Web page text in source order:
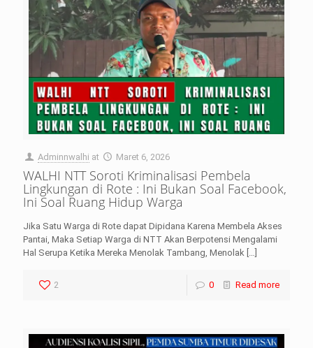
Adminnwalhi at Maret 6, 2026
WALHI NTT Soroti Kriminalisasi Pembela
Lingkungan di Rote : Ini Bukan Soal Facebook,
Ini Soal Ruang Hidup Warga
Jika Satu Warga di Rote dapat Dipidana Karena Membela Akses
Pantai, Maka Setiap Warga di NTT Akan Berpotensi Mengalami
Hal Serupa Ketika Mereka Menolak Tambang, Menolak […]
2 0 Read more